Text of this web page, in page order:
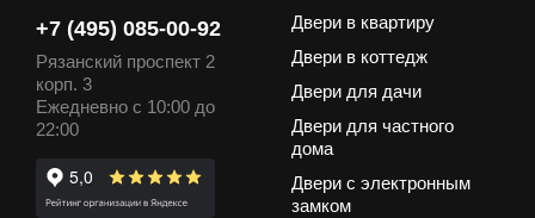
+7 (495) 085-00-92
Рязанский проспект 2
корп. 3
Ежедневно с 10:00 до
22:00
Двери в квартиру
Двери в коттедж
Двери для дачи
Двери для частного
дома
Двери с электронным
замком